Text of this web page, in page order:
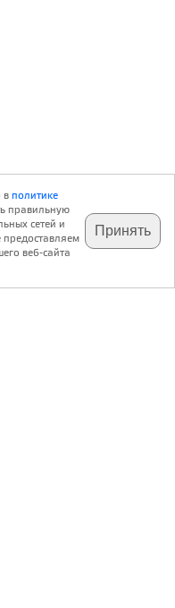
подпишитесь на наш
телеграм @archi_ru
✕
г.
вполитике
правильную
сетей и
веб-сайта
Принять